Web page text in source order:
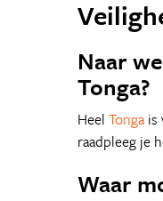
Naar
Tonga?
Heel Tonga is
raadpleeg je
Waar